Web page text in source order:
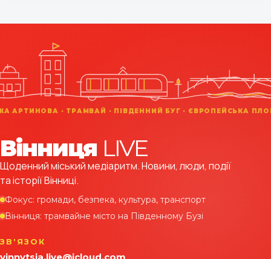
Вінниця LIVE
Щоденний міський медіаритм. Новини, люди, події
та історії Вінниці.
Фокус: громади, безпека, культура, транспорт
Вінниця: трамвайне місто на Південному Бузі
ЗВʼЯЗОК